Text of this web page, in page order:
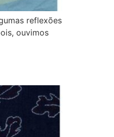
reflexões
ouvimos